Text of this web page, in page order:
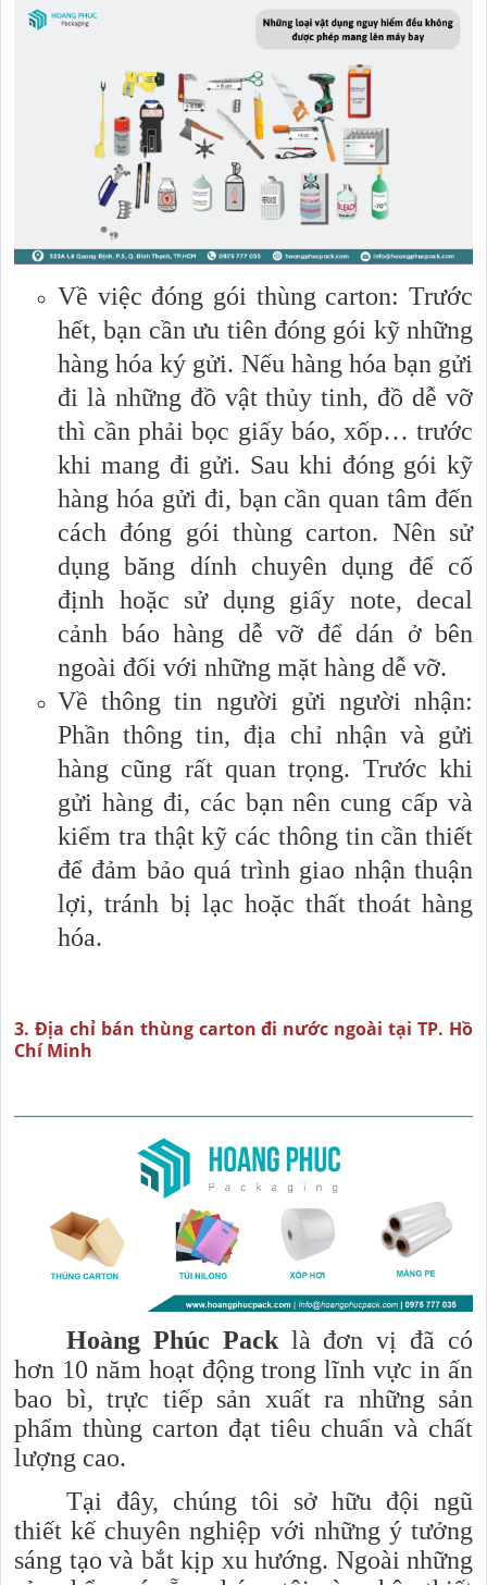
Về việc đóng gói thùng carton: Trước
hết, bạn cần ưu tiên đóng gói kỹ những
hàng hóa ký gửi. Nếu hàng hóa bạn gửi
đi là những đồ vật thủy tinh, đồ dễ vỡ
thì cần phải bọc giấy báo, xốp… trước
khi mang đi gửi. Sau khi đóng gói kỹ
hàng hóa gửi đi, bạn cần quan tâm đến
cách đóng gói thùng carton. Nên sử
dụng băng dính chuyên dụng để cố
định hoặc sử dụng giấy note, decal
cảnh báo hàng dễ vỡ để dán ở bên
ngoài đối với những mặt hàng dễ vỡ.
Về thông tin người gửi người nhận:
Phần thông tin, địa chỉ nhận và gửi
hàng cũng rất quan trọng. Trước khi
gửi hàng đi, các bạn nên cung cấp và
kiểm tra thật kỹ các thông tin cần thiết
để đảm bảo quá trình giao nhận thuận
lợi, tránh bị lạc hoặc thất thoát hàng
hóa.
3. Địa chỉ bán thùng carton đi nước ngoài tại TP. Hồ
Chí Minh
Hoàng Phúc Pack là đơn vị đã có
hơn 10 năm hoạt động trong lĩnh vực in ấn
bao bì, trực tiếp sản xuất ra những sản
phẩm thùng carton đạt tiêu chuẩn và chất
lượng cao.
Tại đây, chúng tôi sở hữu đội ngũ
thiết kế chuyên nghiệp với những ý tưởng
sáng tạo và bắt kịp xu hướng. Ngoài những